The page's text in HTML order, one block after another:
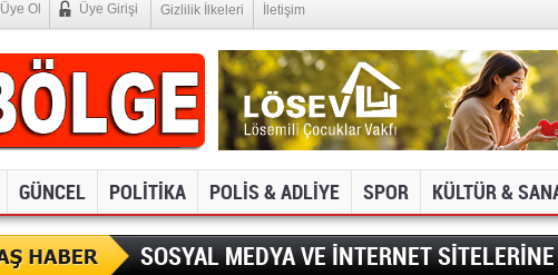
Üye Ol Üye Girişi Gizlilik İlkeleri İletişim
GÜNCEL POLİTİKA POLİS & ADLİYE SPOR KÜLTÜR &
SOSYAL MEDYA VE İNTERNET